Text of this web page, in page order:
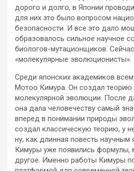
дорого и долго, в Японии
для них это было вопросом
безопасности. И все это дало
образовалось сильное научное
биологов-мутационщиков.
«молекулярные эволюционисты».
Среди японских академиков
Мотоо Кимура. Он создал теорию
молекулярной эволюции. После
она дала человечеству самый
вперед в понимании природы
создал классическую теорию, у
ну, как длинная повесть
Кимуры уже появились формулы,
другое. Именно работы Кимуры